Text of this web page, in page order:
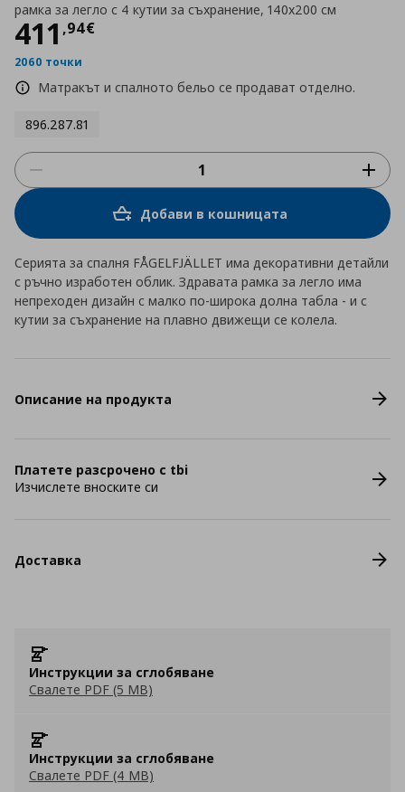
рамка за легло с 4 кутии за съхранение, 140x200 см
411 ,94€
Цена
2060 точки
Матракът и спалното бельо се продават отделно.
896.287.81
Добави в кошницата
Серията за спалня FÅGELFJÄLLET има декоративни детайли
с ръчно изработен облик. Здравата рамка за легло има
непреходен дизайн с малко по-широка долна табла - и с
кутии за съхранение на плавно движещи се колела.
Описание на продукта
Платете разсрочено с tbi
Изчислете вноските си
Доставка
Инструкции за сглобяване
Свалете PDF (5 MB)
Инструкции за сглобяване
Свалете PDF (4 MB)